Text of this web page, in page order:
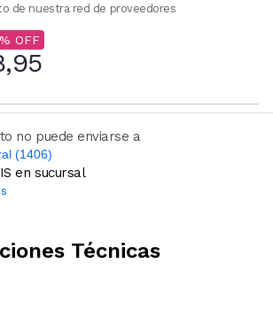
de nuestra red de proveedores
no puede enviarse a
(1406)
postal (sólo números)
en sucursal
Técnicas